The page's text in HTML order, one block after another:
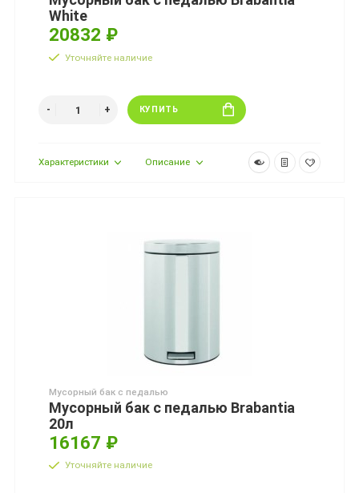
White
20832 ₽
Уточняйте наличие
КУПИТЬ
Характеристики Описание
Мусорный бак с педалью
Мусорный бак с педалью Brabantia
20л
16167 ₽
Уточняйте наличие